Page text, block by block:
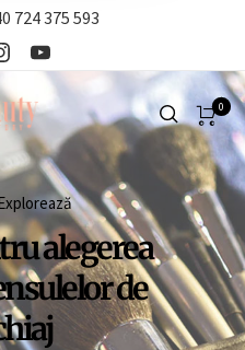
724 375 593‬
0
alegerea
de